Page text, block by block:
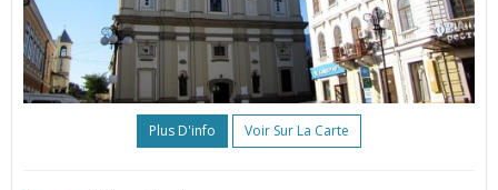
Plus D'info Voir Sur La Carte